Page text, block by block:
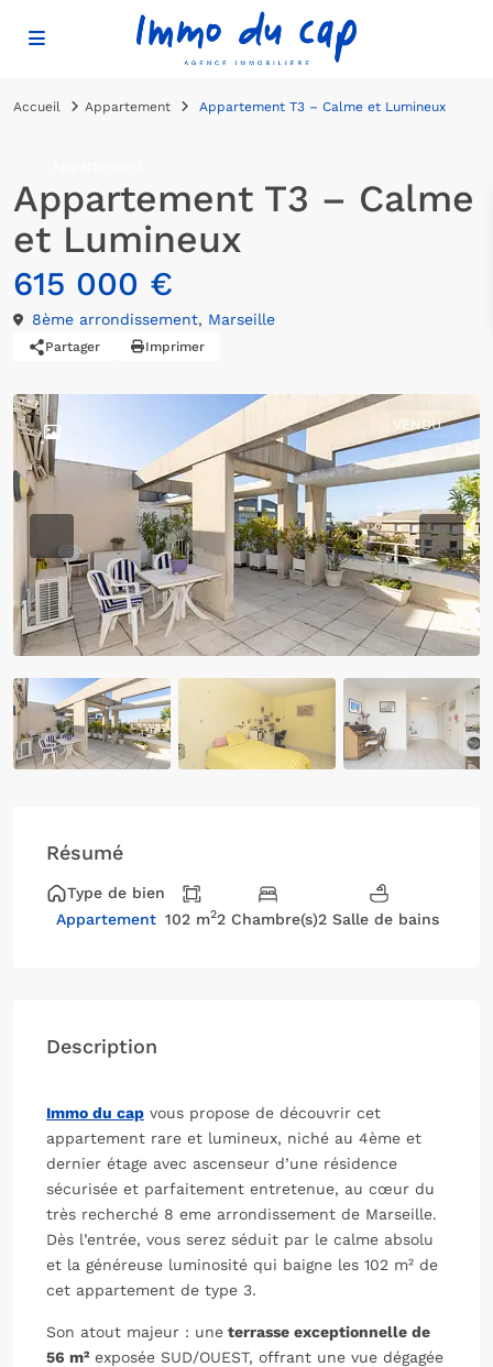
Accueil Appartement Appartement T3 – Calme et Lumineux
Appartement T3 – Calme
et Lumineux
615 000 €
8ème arrondissement, Marseille
Partager Imprimer
VENDU
Previous
Résumé
Type de bien
Appartement 102 m22 Chambre(s)2 Salle de bains
Description
Immo du cap vous propose de découvrir cet
appartement rare et lumineux, niché au 4ème et
dernier étage avec ascenseur d’une résidence
sécurisée et parfaitement entretenue, au cœur du
très recherché 8 eme arrondissement de Marseille.
Dès l’entrée, vous serez séduit par le calme absolu
et la généreuse luminosité qui baigne les 102 m² de
cet appartement de type 3.
Son atout majeur : une terrasse exceptionnelle de
56 m²exposée SUD/OUEST, offrant une vue dégagée